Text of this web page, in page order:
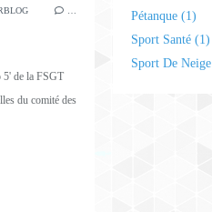
5' de la FSGT
du comité des
Pétanque (1)
Sport Santé (1)
Sport De Neige